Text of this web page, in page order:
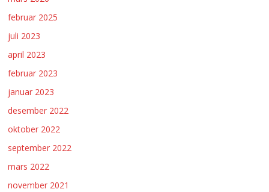
februar 2025
juli 2023
april 2023
februar 2023
januar 2023
desember 2022
oktober 2022
september 2022
mars 2022
november 2021